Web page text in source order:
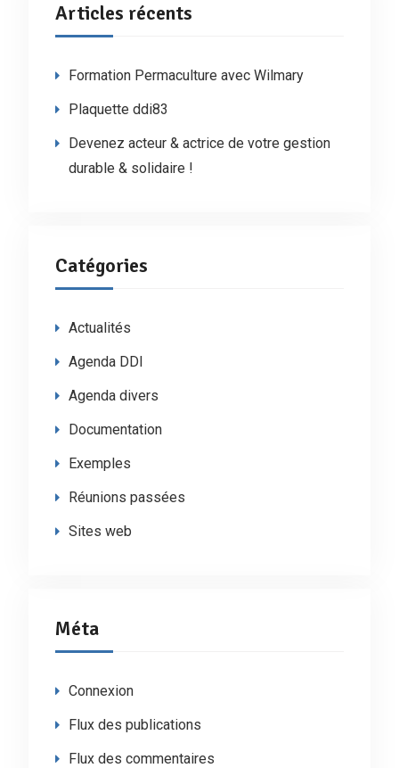
Articles récents
Formation Permaculture avec Wilmary
Plaquette ddi83
Devenez acteur & actrice de votre gestion
durable & solidaire !
Catégories
Actualités
Agenda DDI
Agenda divers
Documentation
Exemples
Réunions passées
Sites web
Méta
Connexion
Flux des publications
Flux des commentaires